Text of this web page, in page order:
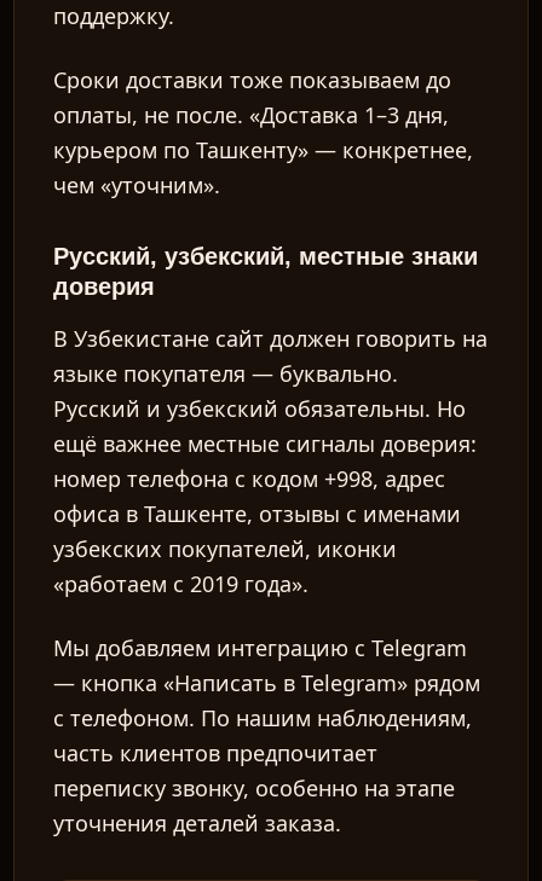
поддержку.
Сроки доставки тоже показываем до
оплаты, не после. «Доставка 1–3 дня,
курьером по Ташкенту» — конкретнее,
чем «уточним».
Русский, узбекский, местные знаки
доверия
В Узбекистане сайт должен говорить на
языке покупателя — буквально.
Русский и узбекский обязательны. Но
ещё важнее местные сигналы доверия:
номер телефона с кодом +998, адрес
офиса в Ташкенте, отзывы с именами
узбекских покупателей, иконки
«работаем с 2019 года».
Мы добавляем интеграцию с Telegram
— кнопка «Написать в Telegram» рядом
с телефоном. По нашим наблюдениям,
часть клиентов предпочитает
переписку звонку, особенно на этапе
уточнения деталей заказа.